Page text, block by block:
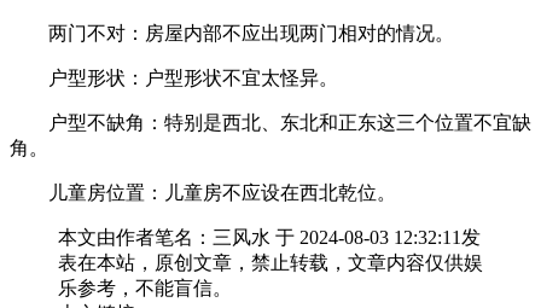
两门不对：房屋内部不应出现两门相对的情况。
户型形状：户型形状不宜太怪异。
户型不缺角：特别是西北、东北和正东这三个位置不宜缺
角。
儿童房位置：儿童房不应设在西北乾位。
本文由作者笔名：三风水 于 2024-08-03 12:32:11发
表在本站，原创文章，禁止转载，文章内容仅供娱
乐参考，不能盲信。